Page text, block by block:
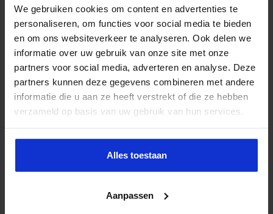
We gebruiken cookies om content en advertenties te
personaliseren, om functies voor social media te bieden
en om ons websiteverkeer te analyseren. Ook delen we
informatie over uw gebruik van onze site met onze
partners voor social media, adverteren en analyse. Deze
partners kunnen deze gegevens combineren met andere
informatie die u aan ze heeft verstrekt of die ze hebben
verzameld op basis van uw gebruik van hun services.
Alles toestaan
Aanpassen
Opleiding Wet- en regelgeving in Openbare
Orde en Veiligheid
VEILIGHEID